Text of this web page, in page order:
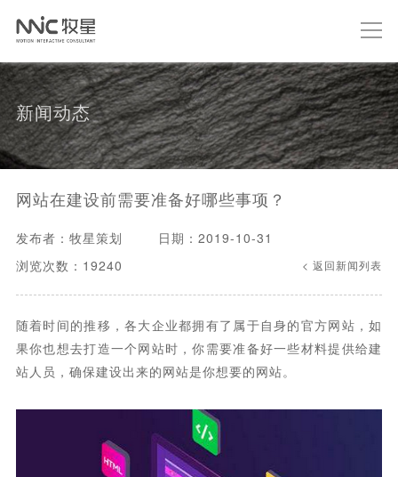
新闻动态
网站在建设前需要准备好哪些事项？
发布者：牧星策划
日期：2019-10-31
浏览次数：19240
< 返回新闻列表
随着时间的推移，各大企业都拥有了属于自身的官方网站，如
果你也想去打造一个网站时，你需要准备好一些材料提供给建
站人员，确保建设出来的网站是你想要的网站。